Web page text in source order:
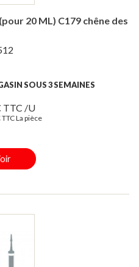
20 ML) C179 chêne des
SOUS 3 SEMAINES
TTC /U
La pièce